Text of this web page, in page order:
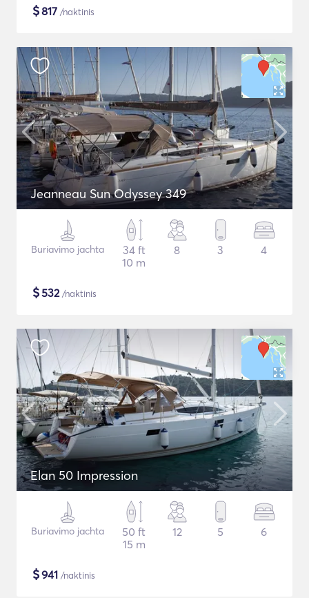
$817 /naktinis
Jeanneau Sun Odyssey 349
Buriavimo jachta
34 ft
10 m
8 3 4
$532/naktinis
Elan 50 Impression
Buriavimo jachta
50 ft
15 m
12 5 6
$941 /naktinis